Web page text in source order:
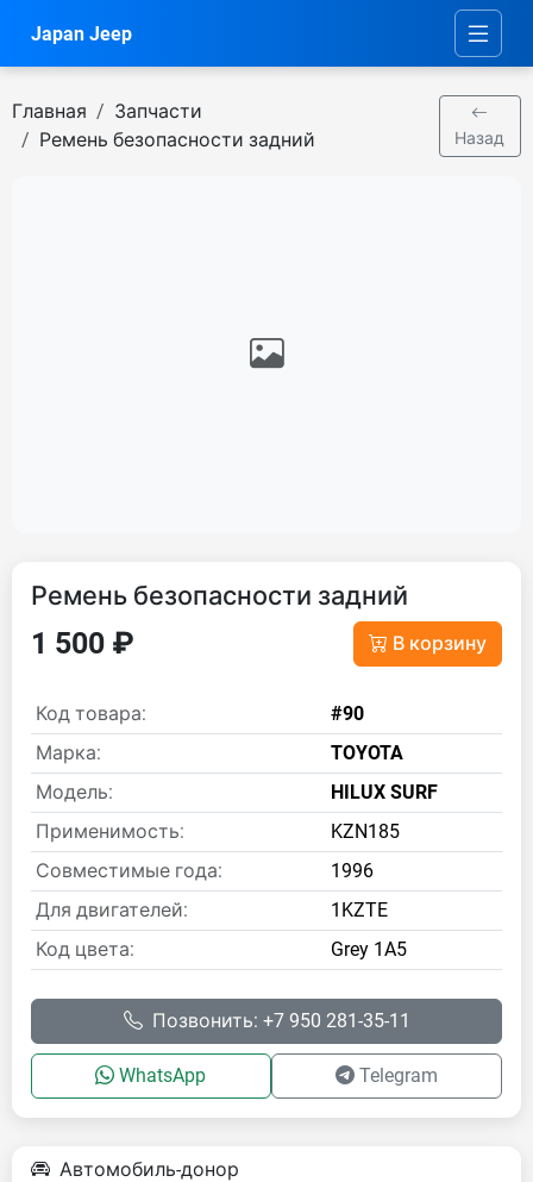
Japan Jeep
Главная
Запчасти
Ремень безопасности задний
Назад
Ремень безопасности задний
1 500 ₽ В корзину
Код товара:
#90
Марка:
TOYOTA
Модель:
HILUX SURF
Применимость:
KZN185
Совместимые года:
1996
Для двигателей:
1KZTE
Код цвета:
Grey 1A5
Позвонить: +7 950 281-35-11
WhatsApp Telegram
Автомобиль-донор